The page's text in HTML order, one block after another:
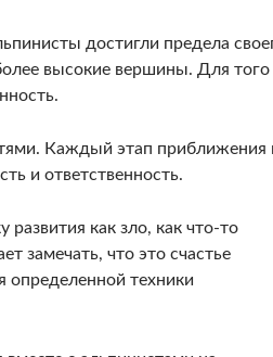
достигли предела
высокие вершины. Для того
Каждый этап приближения
и ответственность.
как зло, как что-то
замечать, что это счастье
определенной техники